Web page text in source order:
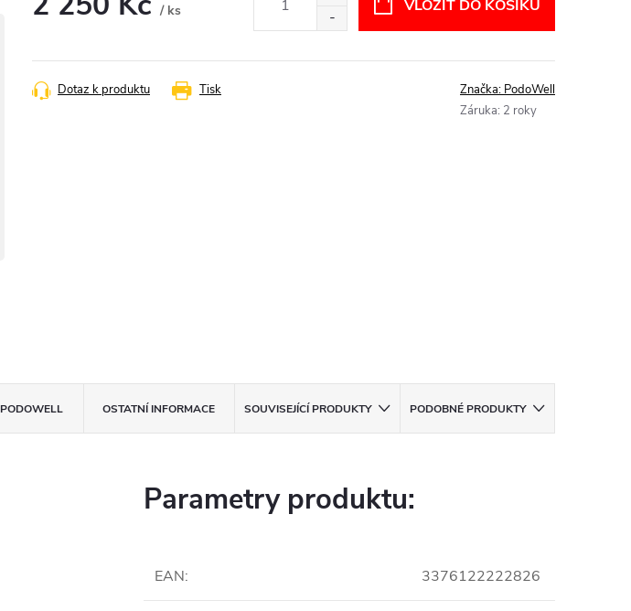
/ ks
VLOŽIT DO KOŠÍKU
Tisk
Dotaz k produktu Značka: PodoWell
Záruka: 2 roky
PODOWELL OSTATNÍ INFORMACE SOUVISEJÍCÍ PRODUKTY PODOBNÉ PRODUKTY
Parametry produktu:
EAN: 3376122222826